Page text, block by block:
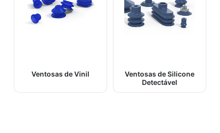
Ventosas de Vinil
Ventosas de Silicone
Detectável